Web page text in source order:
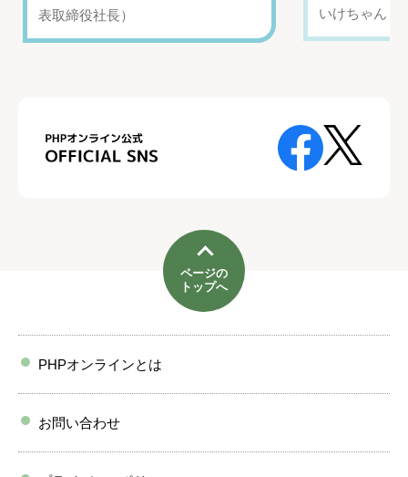
表取締役社長）
いけちゃん（
ページの
トップへ
PHPオンラインとは
お問い合わせ